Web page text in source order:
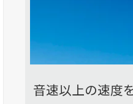
音速以上の速度